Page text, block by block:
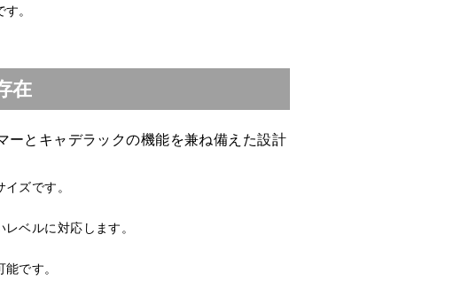
。
在
ーとキャデラックの機能を兼ね備えた設計
ズです。
ベルに対応します。
です。